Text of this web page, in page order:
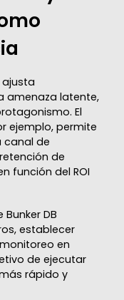
ajusta
amenaza latente,
El
ejemplo, permite
canal de
de
función del ROI
DB
establecer
en
de ejecutar
rápido y